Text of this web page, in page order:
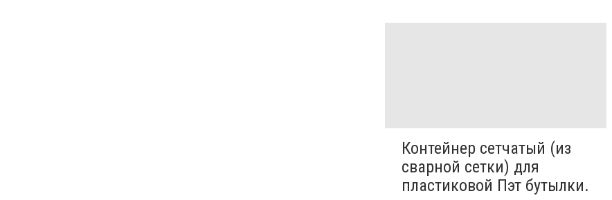
Контейнер сетчатый (из
сварной сетки) для
пластиковой Пэт бутылки.